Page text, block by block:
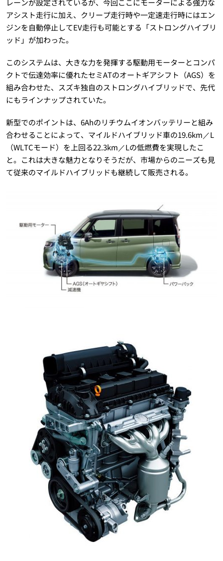
レーンが設定されているが、今回ここにモーターによる強力な
アシスト走行に加え、クリープ走行時や一定速走行時にはエン
ジンを自動停止してEV走行も可能とする「ストロングハイブリ
ッド」が加わった。
このシステムは、大きな力を発揮する駆動用モーターとコンパ
クトで伝達効率に優れたセミATのオートギアシフト（AGS）を
組み合わせた、スズキ独自のストロングハイブリッドで、先代
にもラインナップされていた。
新型でのポイントは、6Ahのリチウムイオンバッテリーと組み
合わせることによって、マイルドハイブリッド車の19.6km／L
（WLTCモード）を上回る22.3km／Lの低燃費を実現したこ
と。これは大きな魅力となりそうだが、市場からのニーズも見
て従来のマイルドハイブリッドも継続して販売される。